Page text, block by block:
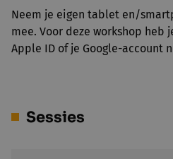
Neem je eigen tablet en/
mee. Voor deze workshop heb
Apple ID of je Google-account
Sessies